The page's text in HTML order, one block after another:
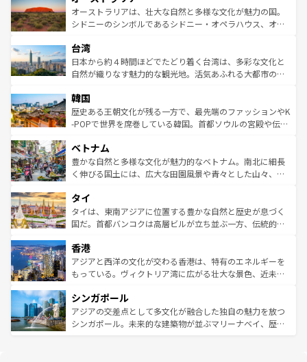
文化が魅力。旅行者はアメリカの各地域で異なる魅力を楽
しみながら、その多様性と豊かな歴史を感じることができ
ならではの贅沢な旅のスタイルだ。 なお、新着のアメリカ
情報はコンテンツ一覧を参照してほしい。
島だが、静かな自然を求めるならマウイ島やカウアイ島が
おすすめ。エメラルドグリーンに輝く海をはじめ、豊かな
れるおもてなしの心で訪れる人々を迎えてくれるハワイの
人々、おいしいローカルフードやハワイアンミュージッ
ク、伝統的なフラダンスなど、すべてがハワイの魅力を彩
ワイを、存分に味わってほしい。 なお、新着のハワイ情報
はコンテンツ一覧を参照してほしい。
オーストラリアは、壮大な自然と多様な文化が魅力の国。
シドニーのシンボルであるシドニー・オペラハウス、オー
リアリーフや大陸中央部にそびえるウルル（エアーズロッ
ク）、タスマニアの美しい原生林やケアンズの熱帯雨林な
ど、見どころがたくさん。また、カフェやワイン、オージ
いる。アクティビティも充実しており、サーフィンやダイ
ビング、ハイキングなど、アウトドア好きにはたまらな
い。オーストラリアの多彩な魅力を存分に味わいつくそ
参照してほしい。
台湾
日本から約４時間ほどでたどり着く台湾は、多彩な文化と
自然が織りなす魅力的な観光地。活気あふれる大都市の台
ン）、静ひつな山岳地帯である台湾東部など、都市の喧騒
と山間の静けさが共存しており、訪れる人に新しい発見と
驚きをもたらしてくれる。また、奥深い台湾の食文化も魅
容にもいいと評判のスイーツなど、バラエティ豊かな料理
が味わえる。 なお、新着の台湾情報は コンテンツ一覧を参
照してほしい。
韓国
歴史ある王朝文化が残る一方で、最先端のファッションやK
-POPで世界を席巻している韓国。首都ソウルの宮殿や伝統
き、地方に足を延ばせば四季折々の自然美を楽しむことが
できる。そして、キムチや焼肉、絶品のストリートフード
まで、さまざまな韓国料理が待っている。夜には、韓国な
リティに包まれながら、韓国の多彩な魅力を心ゆくまで味
わってみてほしい。 なお、新着の韓国情報はコンテンツ一
覧を参照してほしい。
ベトナム
豊かな自然と多様な文化が魅力的なベトナム。南北に細長
く伸びる国土には、広大な田園風景や青々とした山々、世
急速な発展と共に伝統が息づく。ハノイの古い町並みやホ
ーチミン市のフランス統治時代の建物も、独特の雰囲気を
醸し出している。また、バラエティの豊かさとおいしさで
とつ。フォーやバインミー、ベトナムコーヒーなどは、ぜ
ひ現地で味わいたい。どの地域を訪れてもあたたかい人々
が旅行者を迎えてくれるので、きっと忘れられない旅にな
参照してほしい。
タイ
タイは、東南アジアに位置する豊かな自然と歴史が息づく
国だ。首都バンコクは高層ビルが立ち並ぶ一方、伝統的な
の活気が交差している。北部ではチェンマイなどの山岳地
帯で自然と触れ合い、南部ではプーケットやクラビの美し
いビーチでリゾート気分を楽しむことができる。タイ料理
激する。気候は一年中温暖で、どの季節にも異なる楽しみ
が待っている。親しみやすいタイの人々、仏教を中心とし
た文化、そして多様な観光資源が、訪れる旅人を魅了し続
香港
アジアと西洋の文化が交わる香港は、特有のエネルギーを
もっている。ヴィクトリア湾に広がる壮大な景色、近未来
み、どこを訪れても感動するはず。観光スポットが密集し
ており、効率よく見どころを回れるのも魅力。息をのむよ
うな絶景から文化的な体験まで、香港を存分に楽しみ尽く
シンガポール
アジアの交差点として多文化が融合した独自の魅力を放つ
シンガポール。未来的な建築物が並ぶマリーナベイ、歴史